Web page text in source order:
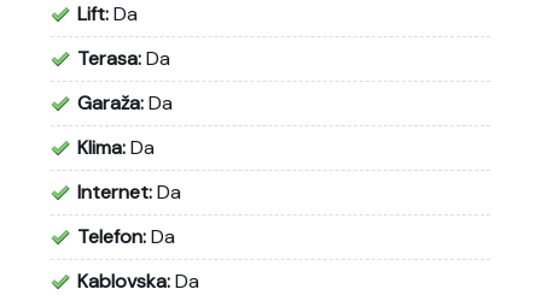
Lift:Da
Terasa:Da
Garaža:Da
Klima:Da
Internet:Da
Telefon:Da
Kablovska:Da